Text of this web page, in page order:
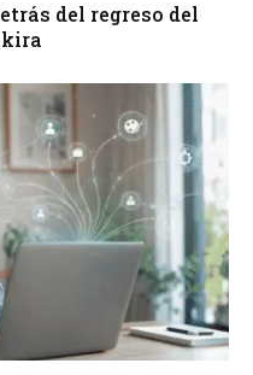
del regreso del